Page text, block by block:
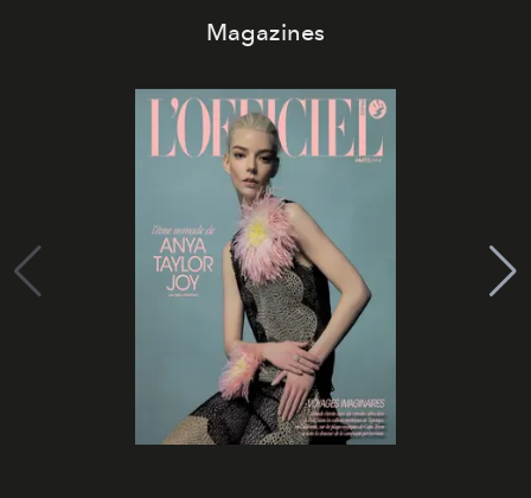
Magazines